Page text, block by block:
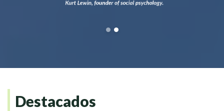
Destacados